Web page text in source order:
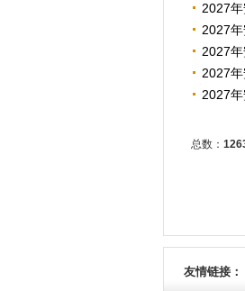
2027
2027
2027
2027
2027
总数：
友情链接：